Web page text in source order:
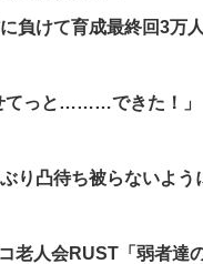
けて育成最終回3万
てっと………できた！」
り凸待ち被らないよ
人会RUST「弱者